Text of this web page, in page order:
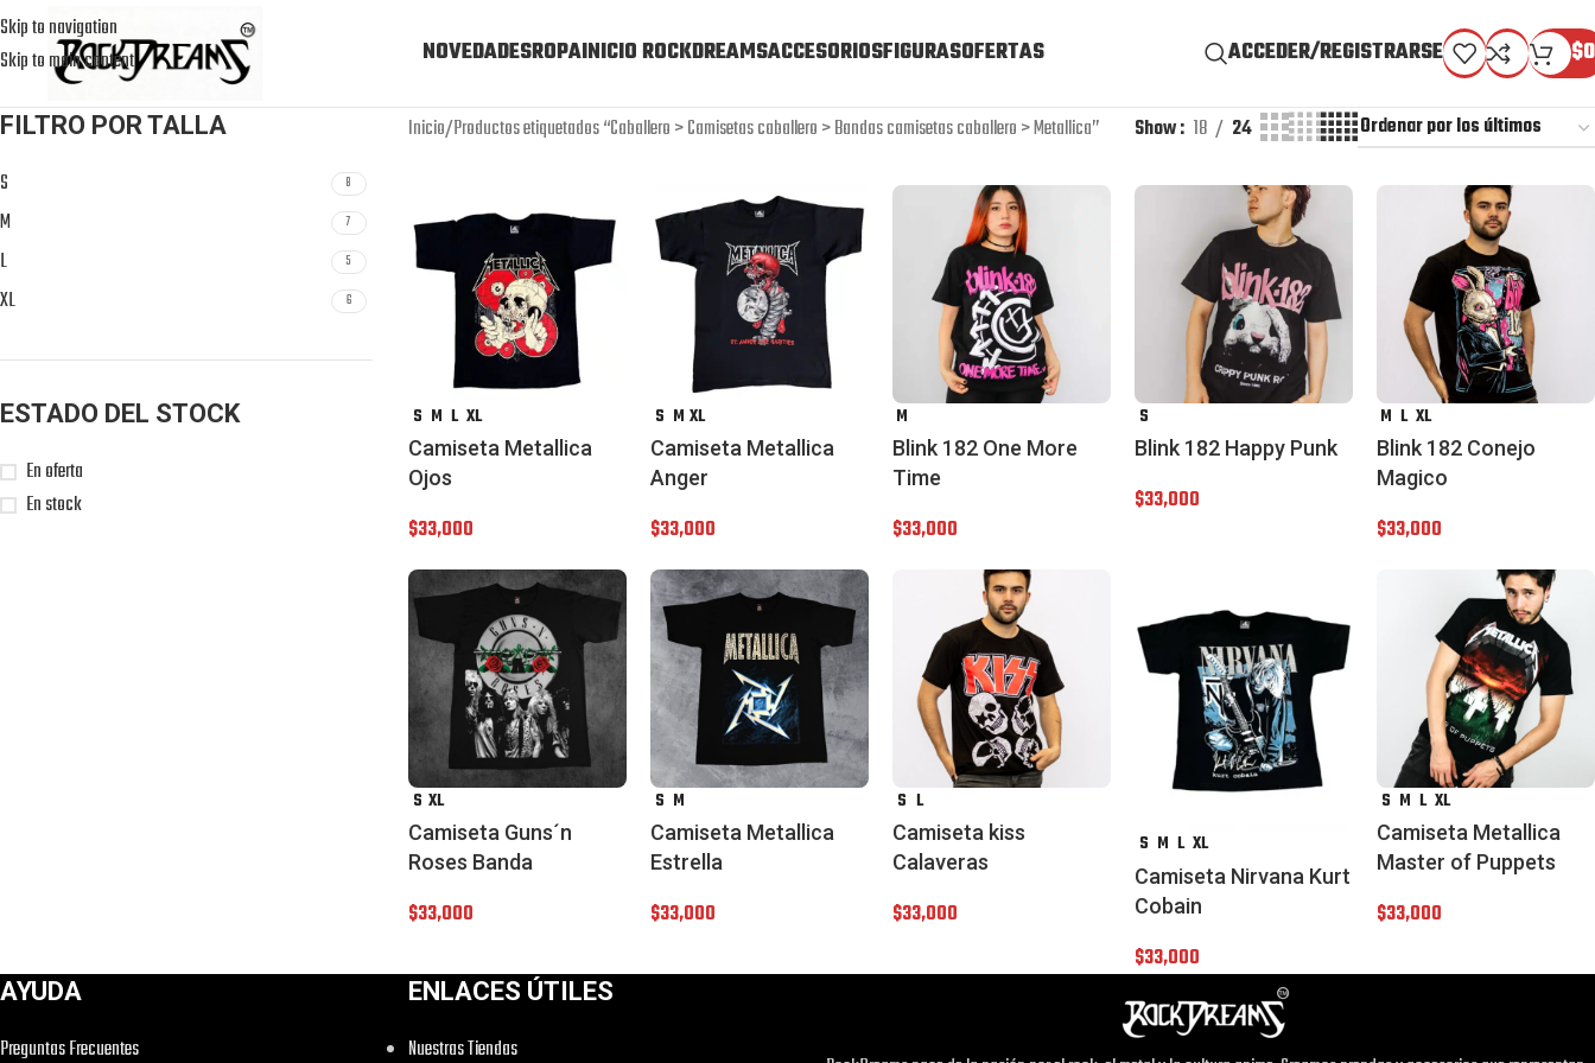
Skip to navigation
Skip to main content
NOVEDADESROPAINICIO ROCKDREAMSACCESORIOSFIGURASOFERTAS ACCEDER/REGISTRARSE $0
FILTRO POR TALLA
S 8
M 7
L 5
XL 6
ESTADO DEL STOCK
En oferta
En stock
Inicio Productos etiquetados “Caballero > Camisetas caballero > Bandas camisetas caballero > Metallica” Show 18 24
S M L XL
Camiseta Metallica
Ojos
$33,000
S M XL
Camiseta Metallica
Anger
$33,000
M
Blink 182 One More
Time
$33,000
S
Blink 182 Happy Punk
$33,000
M L XL
Blink 182 Conejo
Magico
$33,000
S XL
Camiseta Guns´n
Roses Banda
$33,000
S M
Camiseta Metallica
Estrella
$33,000
S L
Camiseta kiss
Calaveras
$33,000
S M L XL
Camiseta Nirvana Kurt
Cobain
$33,000
S M L XL
Camiseta Metallica
Master of Puppets
$33,000
AYUDA
Preguntas Frecuentes
ENLACES ÚTILES
Nuestras Tiendas